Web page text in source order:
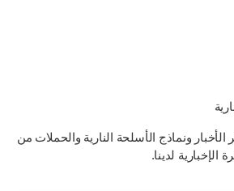
ونماذج الأسلحة النارية والحملات من
لدينا.